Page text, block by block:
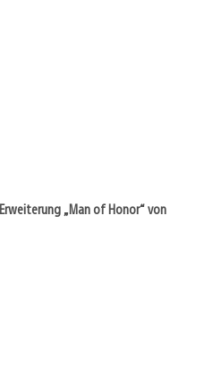
„Man of Honor“ von